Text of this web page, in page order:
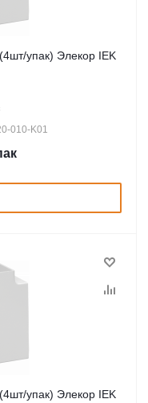
упак) Элекор IEK
010-K01
упак) Элекор IEK